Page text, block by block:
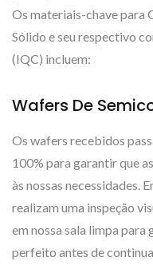
Os materiais-chave para
Sólido e seu respectivo
(IQC) incluem:
Wafers De
Os wafers recebidos
100% para garantir que
às nossas necessidades.
realizam uma inspeção
em nossa sala limpa para
perfeito antes de